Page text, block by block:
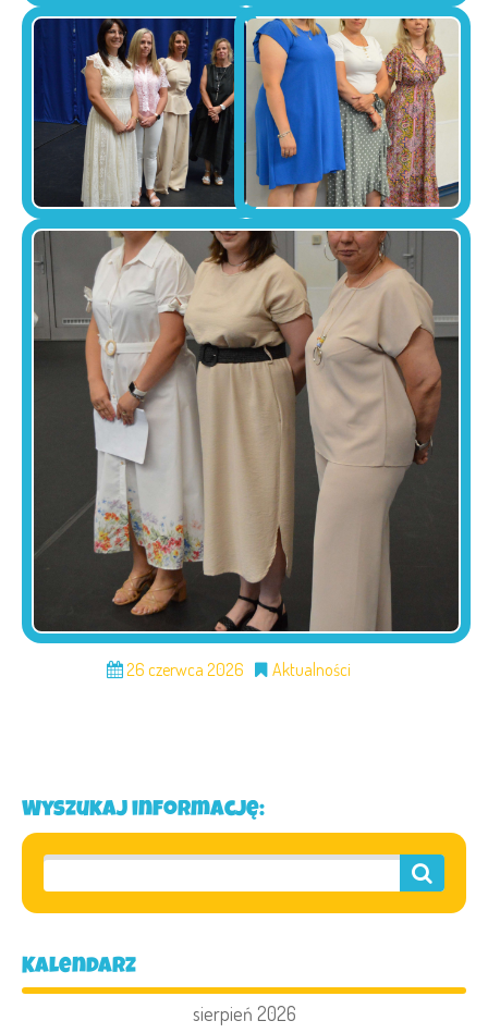
Wyszukaj informację:
Kalendarz
sierpień 2026
26 czerwca 2026 Aktualności